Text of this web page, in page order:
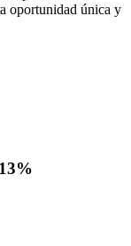
oportunidad única y